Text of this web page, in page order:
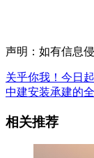
声明：如有信息
关乎你我！今日
中建安装承建的
相关推荐